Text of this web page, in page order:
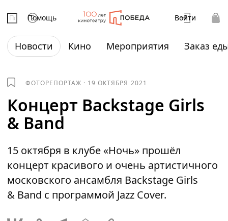
Помощь Войти
Новости Кино Мероприятия Заказ
ФОТОРЕПОРТАЖ · 19 ОКТЯБРЯ 2021
Концерт Backstage Girls
& Band
15 октября в клубе «Ночь» прошёл
концерт красивого и очень артистичного
московского ансамбля Backstage Girls
& Band с программой Jazz Cover.